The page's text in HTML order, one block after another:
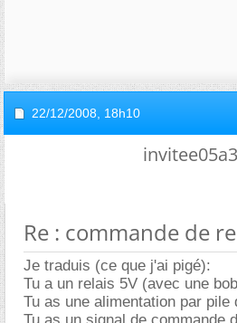
22/12/2008, 18h10
Re : commande de
Je traduis (ce que j'ai pigé):
Tu a un relais 5V (avec une
Tu as une alimentation par pile